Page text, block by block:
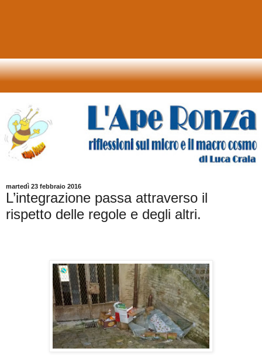
martedì 23 febbraio 2016
L’integrazione passa attraverso il
rispetto delle regole e degli altri.